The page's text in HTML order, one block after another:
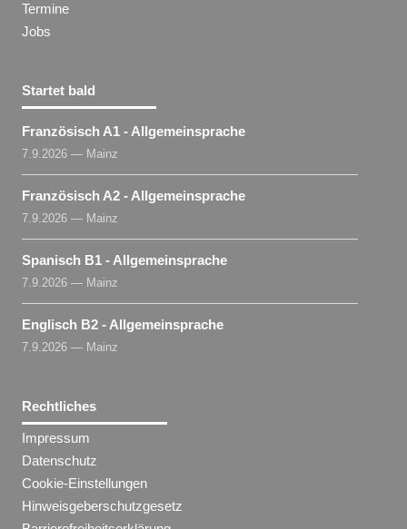
Termine
Jobs
Startet bald
Französisch A1 - Allgemeinsprache
7.9.2026 — Mainz
Französisch A2 - Allgemeinsprache
7.9.2026 — Mainz
Spanisch B1 - Allgemeinsprache
7.9.2026 — Mainz
Englisch B2 - Allgemeinsprache
7.9.2026 — Mainz
Rechtliches
Impressum
Datenschutz
Cookie-Einstellungen
Hinweisgeberschutzgesetz